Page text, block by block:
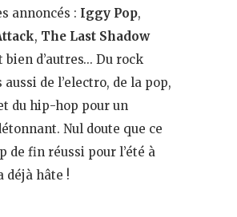
annoncés : Iggy Pop,
, The Last Shadow
bien d’autres… Du rock
aussi de l’electro, de la pop,
du hip-hop pour un
Nul doute que ce
de fin réussi pour l’été à
déjà hâte !